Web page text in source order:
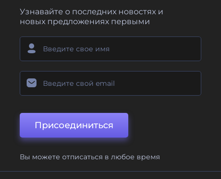
Узнавайте о последних новостях и
новых предложениях первыми
Присоединиться
Вы можете отписаться в любое время